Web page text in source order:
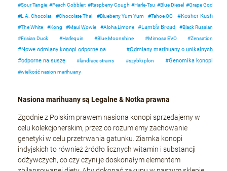
Sour Tangie
Peach Cobbler: Raspberry Cough Harle-Tsu Blue Diesel
Grape God
L.A. Chocolat
Chocolate Thai Blueberry Yum Yum Tahoe OG Kosher Kush
The White Kong Maui Wowie Aloha Limone Lamb’s Bread
Black Russian
Frisian Duck
Harlequin Blue Moonshine Mimosa EVO Zensation
Nowe odmiany konopi odporne na
Odmiany marihuany o unikalnych
odporne na suszę
landrace strains szybki plon Genomika konopi
wielkość nasion marihuany
Nasiona marihuany są Legalne & Notka prawna
Zgodnie z Polskim prawem nasiona konopi sprzedajemy w
celu kolekcjonerskim, przez co rozumiemy zachowanie
genetyki w celu przetrwania gatunku. Ziarnka konopi
indyjskich to również źródło licznych witamin i substancji
odżywczych, co czy czyni je doskonałym elementem